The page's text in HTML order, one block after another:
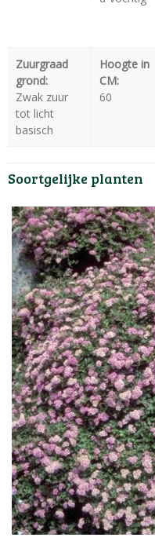
Zuurgraad
grond:
Zwak zuur
tot licht
basisch
Hoogte in
CM:
60
Soortgelijke planten